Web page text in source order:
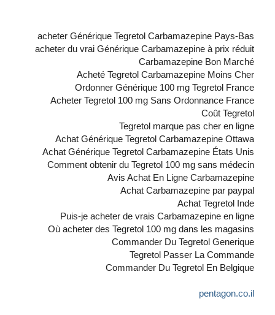
acheter Générique Tegretol Carbamazepine Pays-Bas
acheter du vrai Générique Carbamazepine à prix réduit
Carbamazepine Bon Marché
Acheté Tegretol Carbamazepine Moins Cher
Ordonner Générique 100 mg Tegretol France
Acheter Tegretol 100 mg Sans Ordonnance France
Coût Tegretol
Tegretol marque pas cher en ligne
Achat Générique Tegretol Carbamazepine Ottawa
Achat Générique Tegretol Carbamazepine États Unis
Comment obtenir du Tegretol 100 mg sans médecin
Avis Achat En Ligne Carbamazepine
Achat Carbamazepine par paypal
Achat Tegretol Inde
Puis-je acheter de vrais Carbamazepine en ligne
Où acheter des Tegretol 100 mg dans les magasins
Commander Du Tegretol Generique
Tegretol Passer La Commande
Commander Du Tegretol En Belgique
pentagon.co.il